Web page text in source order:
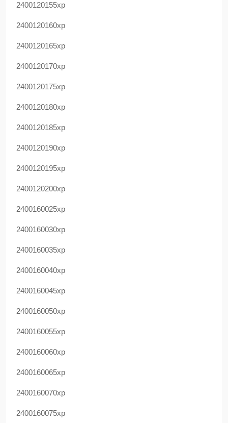
2400120155xp
2400120160xp
2400120165xp
2400120170xp
2400120175xp
2400120180xp
2400120185xp
2400120190xp
2400120195xp
2400120200xp
2400160025xp
2400160030xp
2400160035xp
2400160040xp
2400160045xp
2400160050xp
2400160055xp
2400160060xp
2400160065xp
2400160070xp
2400160075xp